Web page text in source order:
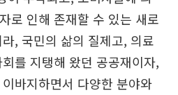
로 인해 존재할 수 있는 새로
, 국민의 삶의 질제고, 의료
를 지탱해 왔던 공공재이자,
바지하면서 다양한 분야와